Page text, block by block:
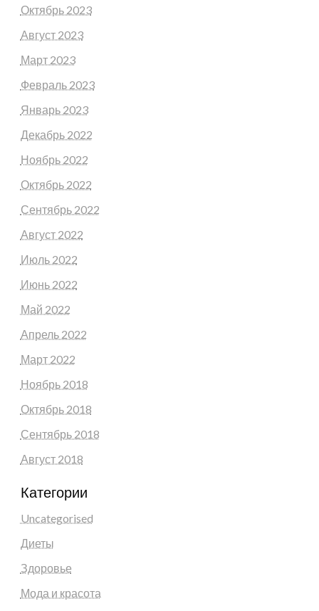
Октябрь 2023
Август 2023
Март 2023
Февраль 2023
Январь 2023
Декабрь 2022
Ноябрь 2022
Октябрь 2022
Сентябрь 2022
Август 2022
Июль 2022
Июнь 2022
Май 2022
Апрель 2022
Март 2022
Ноябрь 2018
Октябрь 2018
Сентябрь 2018
Август 2018
Категории
Uncategorised
Диеты
Здоровье
Мода и красота